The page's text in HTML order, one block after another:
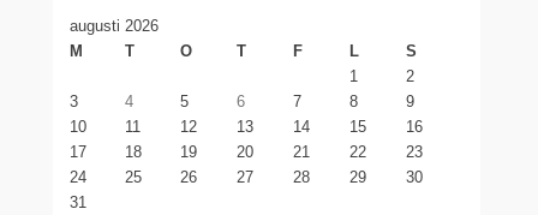
augusti 2026
M
T O T F L
S
1
2
3
4 5 6 7 8
9
10
11 12 13 14 15
16
17
18 19 20 21 22
23
24
25 26 27 28 29
30
31